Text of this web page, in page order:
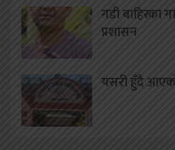
गडी बाहिरका
प्रशासन
यसरी हुँदै